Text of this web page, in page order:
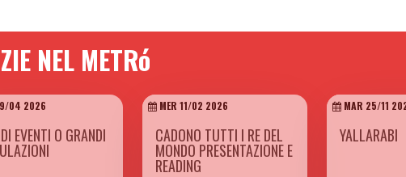
NEL METRó
04 2026
EVENTI O GRANDI
MER 11/02 2026
CADONO TUTTI I RE DEL
MONDO PRESENTAZIONE E
READING
MAR 25/11
YALLARABI